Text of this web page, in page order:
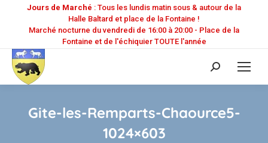
Jours de Marché : Tous les lundis matin sous & autour de la
Halle Baltard et place de la Fontaine !
Marché nocturne du vendredi de 16:00 à 20:00 - Place de la
Fontaine et de l'échiquier TOUTE l'année
Recherche
:
Gite-les-Remparts-Chaource5-
1024×603